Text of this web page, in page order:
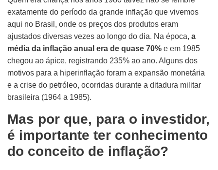
exatamente do período da grande inflação que vivemos
aqui no Brasil, onde os preços dos produtos eram
ajustados diversas vezes ao longo do dia. Na época, a
média da inflação anual era de quase 70% e em 1985
chegou ao ápice, registrando 235% ao ano. Alguns dos
motivos para a hiperinflação foram a expansão monetária
e a crise do petróleo, ocorridas durante a ditadura militar
brasileira (1964 a 1985).
Mas por que, para o investidor,
é importante ter conhecimento
do conceito de inflação?